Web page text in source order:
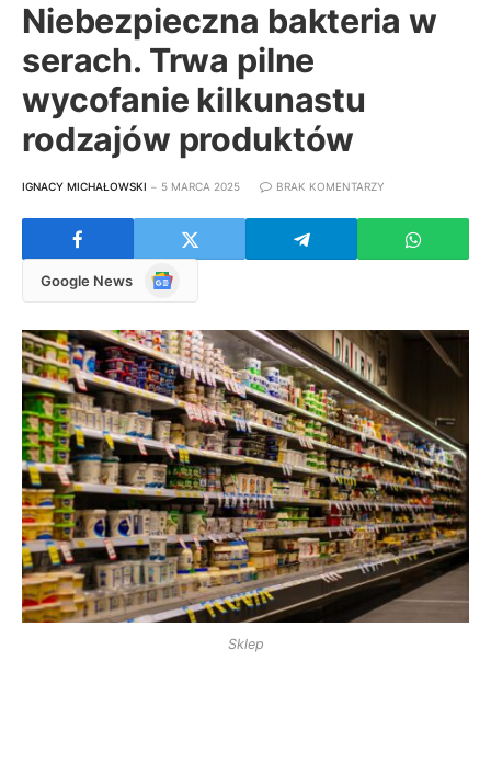
Niebezpieczna bakteria w
serach. Trwa pilne
wycofanie kilkunastu
rodzajów produktów
IGNACY MICHAŁOWSKI 5 MARCA 2025 BRAK KOMENTARZY
Google News
Google
Sklep